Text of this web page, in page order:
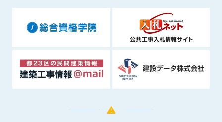
(1) 会員が、自己の個人情報の開示に事前に同意している場合
(2) 個々の会員を特定できない統計的な処理をした形式で第三
者に提供する場合
(3) 第三者および管理者の権利、財産、安全等を保護するため
に必要であると管理者が判断した場合
(4) 法令等により開示を求められた場合
第10条（免責事項）
恐れのあるものは、会員の承諾なく削除できるものとします。